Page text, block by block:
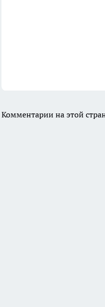
Комментарии на этой